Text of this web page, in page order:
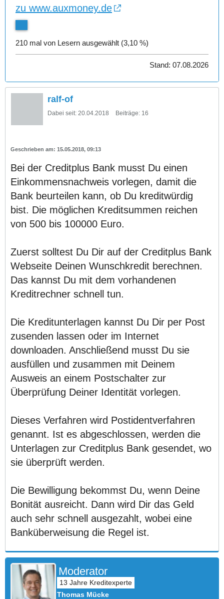
zu www.auxmoney.de
210 mal von Lesern ausgewählt (3,10 %)
Stand: 07.08.2026
ralf-of
Dabei seit: 20.04.2018 Beiträge: 16
15.05.2018, 09:13
Bei der Creditplus Bank musst Du einen
Einkommensnachweis vorlegen, damit die
Bank beurteilen kann, ob Du kreditwürdig
bist. Die möglichen Kreditsummen reichen
von 500 bis 100000 Euro.
Zuerst solltest Du Dir auf der Creditplus Bank
Webseite Deinen Wunschkredit berechnen.
Das kannst Du mit dem vorhandenen
Kreditrechner schnell tun.
Die Kreditunterlagen kannst Du Dir per Post
zusenden lassen oder im Internet
downloaden. Anschließend musst Du sie
ausfüllen und zusammen mit Deinem
Ausweis an einem Postschalter zur
Überprüfung Deiner Identität vorlegen.
Dieses Verfahren wird Postidentverfahren
genannt. Ist es abgeschlossen, werden die
Unterlagen zur Creditplus Bank gesendet, wo
sie überprüft werden.
Die Bewilligung bekommst Du, wenn Deine
Bonität ausreicht. Dann wird Dir das Geld
auch sehr schnell ausgezahlt, wobei eine
Banküberweisung die Regel ist.
Moderator
Thomas Mücke